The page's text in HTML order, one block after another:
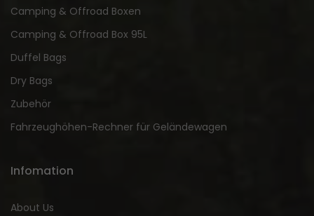
Camping & Offroad Boxen
Camping & Offroad Box 95L
Duffel Bags
Dry Bags
Zubehör
Fahrzeughöhen-Rechner für Geländewagen
Infomation
About Us